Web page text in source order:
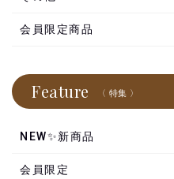
会員限定商品
Feature 〈 特集 〉
NEW✨新商品
会員限定